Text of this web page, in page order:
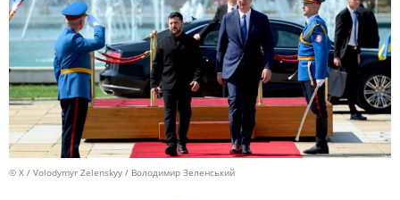
© X / Volodymyr Zelenskyy / Володимир Зеленський